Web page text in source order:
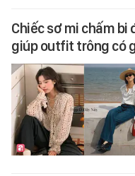
Chiếc sơ mi chấm
giúp outfit trông có